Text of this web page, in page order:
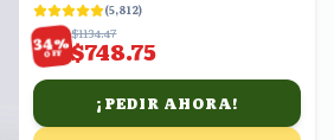
(5,812)
34%
OFF
$1134.47
$748.75
¡PEDIR AHORA!